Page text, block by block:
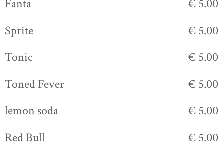
Fanta
€ 5.00
Sprite
€ 5.00
Tonic
€ 5.00
Toned Fever
€ 5.00
lemon soda
€ 5.00
Red Bull
€ 5.00